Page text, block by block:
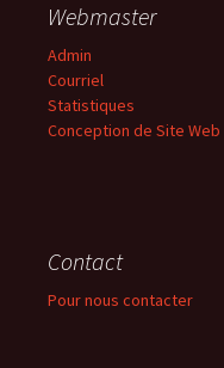
Webmaster
Admin
Courriel
Statistiques
Conception de Site Web
Contact
Pour nous contacter